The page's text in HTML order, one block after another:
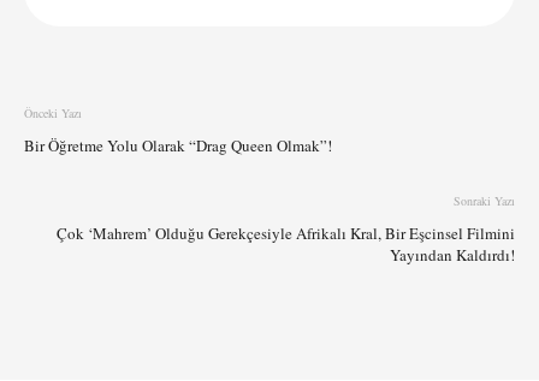
Önceki Yazı
Bir Öğretme Yolu Olarak “Drag Queen Olmak”!
Sonraki Yazı
Çok ‘Mahrem’ Olduğu Gerekçesiyle Afrikalı Kral, Bir Eşcinsel Filmini
Yayından Kaldırdı!